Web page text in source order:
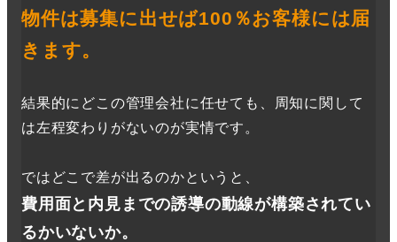
物件は募集に出せば100％お客様には届
きます。
結果的にどこの管理会社に任せても、周知に関して
は左程変わりがないのが実情です。
ではどこで差が出るのかというと、
費用面と内見までの誘導の動線が構築されてい
るかいないか。